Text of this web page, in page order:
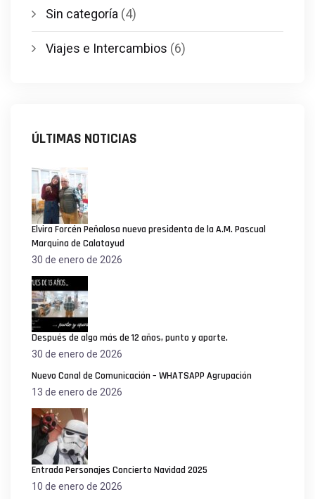
Sin categoría (4)
Viajes e Intercambios (6)
ÚLTIMAS NOTICIAS
Elvira Forcén Peñalosa nueva presidenta de la A.M. Pascual
Marquina de Calatayud
30 de enero de 2026
Después de algo más de 12 años, punto y aparte.
30 de enero de 2026
Nuevo Canal de Comunicación – WHATSAPP Agrupación
13 de enero de 2026
Entrada Personajes Concierto Navidad 2025
10 de enero de 2026